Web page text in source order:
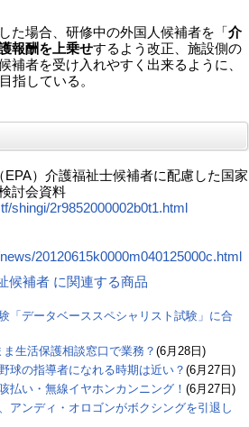
た場合、研修中の外国人候補者を「 介
報酬を上乗せするよう改正、施設側の
補者を受け入れやすく出来るように、
指している。
）介護福祉士候補者に配慮した国家
討会資料
shingi/2r9852000002b0t1.html
20120615k0000m040125000c.html
候補者 に関連する商品
「データベーススペシャリスト試験」に合
生活保護相談窓口で業務？ (6月28日)
球の指導者になれる時期は近い？ (6月27日)
払い・無線イヤホンカンニング！ (6月27日)
アンディ・オロゴンがボクシングを引退し